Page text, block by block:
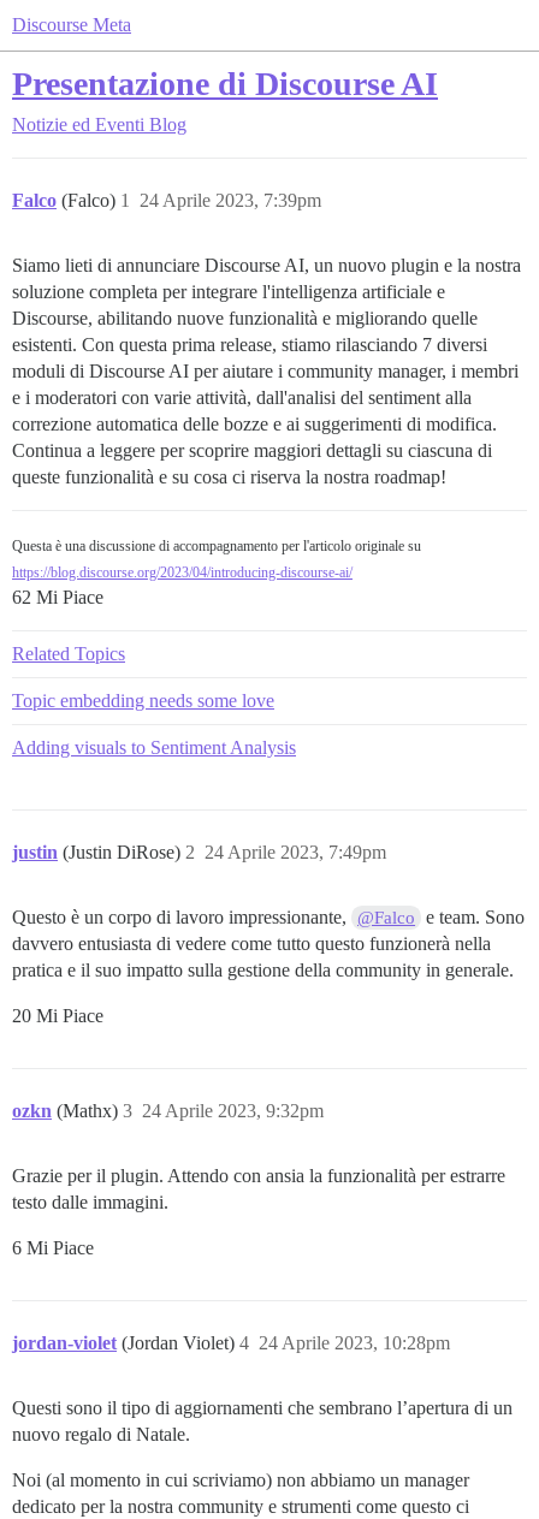
Discourse Meta
Presentazione di Discourse AI
Notizie ed Eventi Blog
Falco (Falco) 24 Aprile 2023, 7:39pm
1
Siamo lieti di annunciare Discourse AI, un nuovo plugin e la nostra
soluzione completa per integrare l'intelligenza artificiale e
Discourse, abilitando nuove funzionalità e migliorando quelle
esistenti. Con questa prima release, stiamo rilasciando 7 diversi
moduli di Discourse AI per aiutare i community manager, i membri
e i moderatori con varie attività, dall'analisi del sentiment alla
correzione automatica delle bozze e ai suggerimenti di modifica.
Continua a leggere per scoprire maggiori dettagli su ciascuna di
queste funzionalità e su cosa ci riserva la nostra roadmap!
Questa è una discussione di accompagnamento per l'articolo originale su
https://blog.discourse.org/2023/04/introducing-discourse-ai/
62 Mi Piace
Related Topics
Topic embedding needs some love
Adding visuals to Sentiment Analysis
justin (Justin DiRose) 24 Aprile 2023, 7:49pm
2
Questo è un corpo di lavoro impressionante, @Falco
e team. Sono
davvero entusiasta di vedere come tutto questo funzionerà nella
pratica e il suo impatto sulla gestione della community in generale.
20 Mi Piace
ozkn (Mathx) 24 Aprile 2023, 9:32pm
3
Grazie per il plugin. Attendo con ansia la funzionalità per estrarre
testo dalle immagini.
6 Mi Piace
jordan-violet (Jordan Violet) 24 Aprile 2023, 10:28pm
4
Questi sono il tipo di aggiornamenti che sembrano l’apertura di un
nuovo regalo di Natale.
Noi (al momento in cui scriviamo) non abbiamo un manager
dedicato per la nostra community e strumenti come questo ci